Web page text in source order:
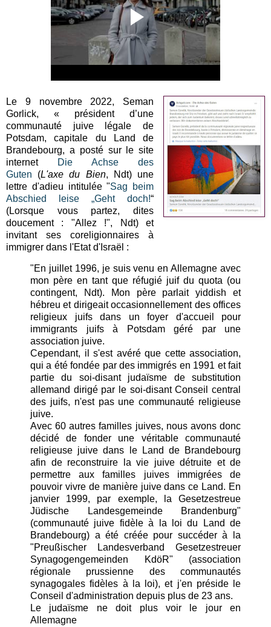
Le 9 novembre 2022, Seman
Gorlick, « président d’une
communauté juive légale de
Potsdam, capitale du Land de
Brandebourg, a posté sur le site
internet
Die Achse des
Guten (L'axe du Bien, Ndt) une
lettre d'adieu intitulée "Sag beim
Abschied leise „Geht doch!“
(Lorsque vous partez, dites
doucement : "Allez !", Ndt) et
invitant ses coreligionnaires à
immigrer dans l'Etat d'Israël :
"En juillet 1996, je suis venu en Allemagne avec
mon père en tant que réfugié juif du quota (ou
contingent, Ndt). Mon père parlait yiddish et
hébreu et dirigeait occasionnellement des offices
religieux juifs dans un foyer d'accueil pour
immigrants juifs à Potsdam géré par une
association juive.
Cependant, il s'est avéré que cette association,
qui a été fondée par des immigrés en 1991 et fait
partie du soi-disant judaïsme de substitution
allemand dirigé par le soi-disant Conseil central
des juifs, n'est pas une communauté religieuse
juive.
Avec 60 autres familles juives, nous avons donc
décidé de fonder une véritable communauté
religieuse juive dans le Land de Brandebourg
afin de reconstruire la vie juive détruite et de
permettre aux familles juives immigrées de
pouvoir vivre de manière juive dans ce Land. En
janvier 1999, par exemple, la Gesetzestreue
Jüdische Landesgemeinde Brandenburg"
(communauté juive fidèle à la loi du Land de
Brandebourg) a été créée pour succéder à la
"Preußischer Landesverband Gesetzestreuer
Synagogengemeinden KdöR" (association
régionale prussienne des communautés
synagogales fidèles à la loi), et j'en préside le
Conseil d'administration depuis plus de 23 ans.
Le judaïsme ne doit plus voir le jour en
Allemagne